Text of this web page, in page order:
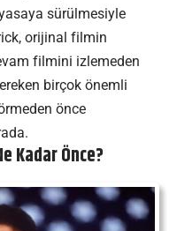
sürülmesiyle
orijinal filmin
filmini izlemeden
birçok önemli
önce
Kadar Önce?